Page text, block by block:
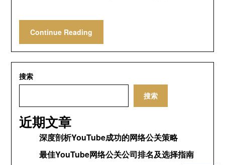
Continue Reading
搜索
搜索
近期文章
深度剖析YouTube成功的网络公关策略
最佳YouTube网络公关公司排名及选择指南